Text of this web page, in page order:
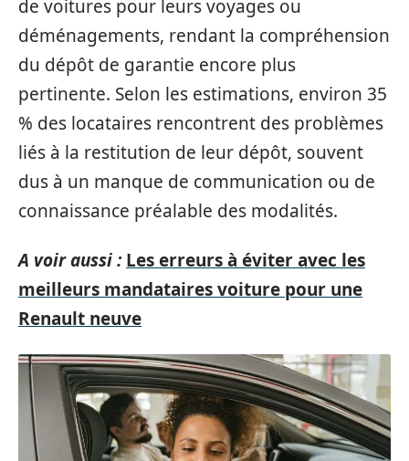
de voitures pour leurs voyages ou
déménagements, rendant la compréhension
du dépôt de garantie encore plus
pertinente. Selon les estimations, environ 35
% des locataires rencontrent des problèmes
liés à la restitution de leur dépôt, souvent
dus à un manque de communication ou de
connaissance préalable des modalités.
A voir aussi : Les erreurs à éviter avec les
meilleurs mandataires voiture pour une
Renault neuve